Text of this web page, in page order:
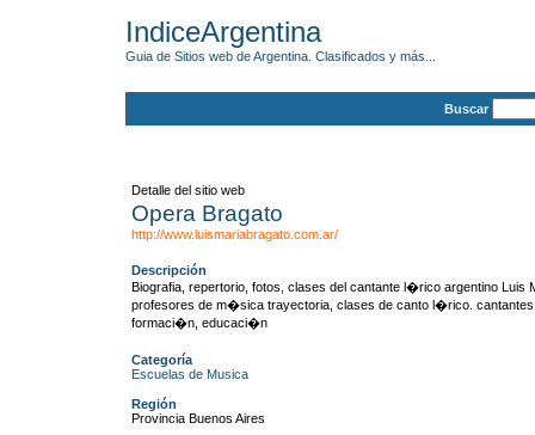
IndiceArgentina
Guia de Sitios web de Argentina. Clasificados y más...
Buscar
Detalle del sitio web
Opera Bragato
http://www.luismariabragato.com.ar/
Descripción
Biografia, repertorio, fotos, clases del cantante l�rico argentino Luis
profesores de m�sica trayectoria, clases de canto l�rico.
formaci�n, educaci�n
Categoría
Escuelas de Musica
Región
Provincia Buenos Aires